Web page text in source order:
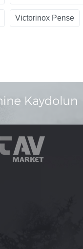
Victorinox Pense